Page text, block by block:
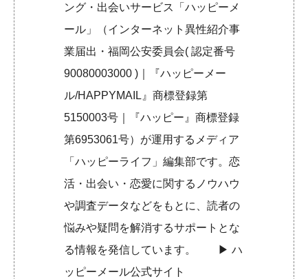
ング・出会いサービス「ハッピーメ
ール」（インターネット異性紹介事
業届出・福岡公安委員会( 認定番号
90080003000 )｜『ハッピーメー
ル/HAPPYMAIL』商標登録第
5150003号｜『ハッピー』商標登録
第6953061号）が運用するメディア
「ハッピーライフ」編集部です。恋
活・出会い・恋愛に関するノウハウ
や調査データなどをもとに、読者の
悩みや疑問を解消するサポートとな
る情報を発信しています。 ▶︎ハ
ッピーメール公式サイト